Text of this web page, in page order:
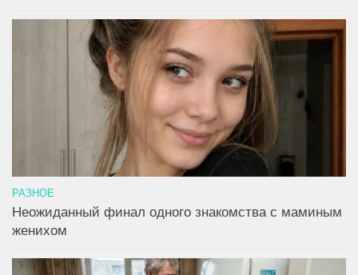
РАЗНОЕ
Неожиданный финал одного знакомства с маминым
женихом